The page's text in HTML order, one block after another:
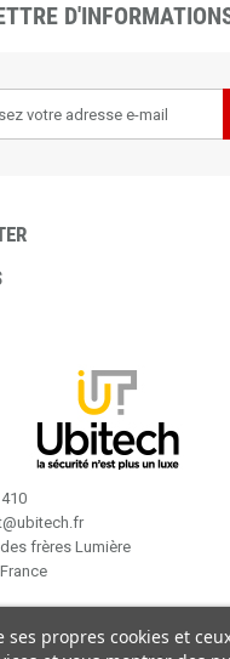
@ubitech.fr
frères Lumière
ses propres cookies et